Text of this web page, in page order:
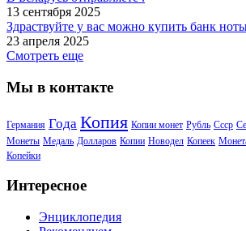
13 сентября 2025
Здраствуйте у вас можно купить банк
23 апреля 2025
Смотреть еще
Мы в контакте
Германия Года Копия Копии монет Рубль Ссср
Монеты Медаль Долларов Копии Новодел Копеек
Копейки
Интересное
Энциклопедия